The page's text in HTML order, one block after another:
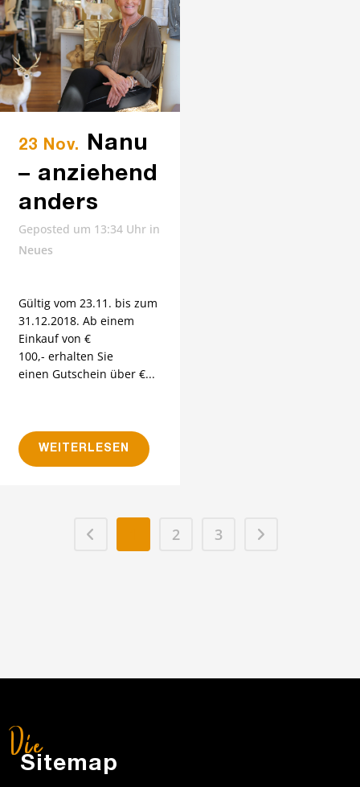
23 Nov.
Nanu
– anziehend
anders
Geposted um 13:34 Uhr in
Neues
Gültig vom 23.11. bis zum
31.12.2018. Ab einem
Einkauf von €
100,- erhalten Sie
einen Gutschein über €...
WEITERLESEN
2 3
Sitemap